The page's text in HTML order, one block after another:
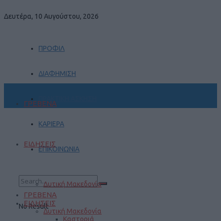
Δευτέρα, 10 Αυγούστου, 2026
ΠΡΟΦΙΛ
ΔΙΑΦΗΜΙΣΗ
ΚΑΡΙΕΡΑ
ΕΠΙΚΟΙΝΩΝΙΑ
No Result
ΓΡΕΒΕΝΑ
ΕΙΔΗΣΕΙΣ
Δυτική Μακεδονία
ΓΡΕΒΕΝΑ
ΕΙΔΗΣΕΙΣ
Δυτική Μακεδονία
Καστοριά